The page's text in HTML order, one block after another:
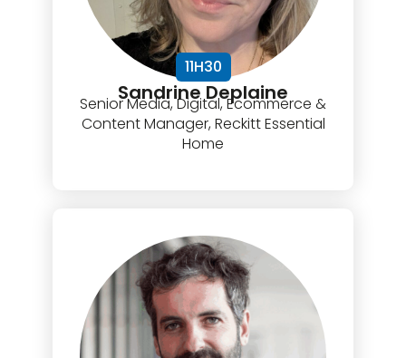
11H30
Sandrine Deplaine
Senior Media, Digital, Ecommerce &
Content Manager, Reckitt Essential
Home